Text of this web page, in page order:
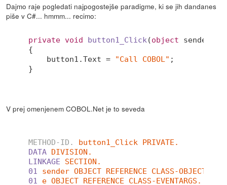
Dajmo raje pogledati najpogostejše paradigme, ki se jih dandanes
piše v C#... hmmm... recimo:
private void button1_Click (object sender,
{
    button1.Text =
"Call COBOL" ;
V prej omenjenem COBOL.Net je to seveda
METHOD-ID.
button1_Click PRIVATE.
DATA
DIVISION.
LINKAGE
SECTION.
01
sender OBJECT REFERENCE CLASS-OBJECT.
01
e OBJECT REFERENCE CLASS-EVENTARGS.